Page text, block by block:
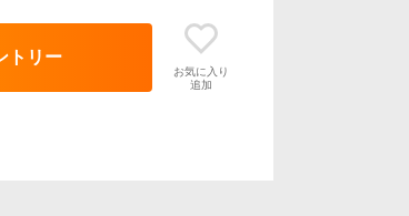
ップ！
トリー
お気に入り
追加